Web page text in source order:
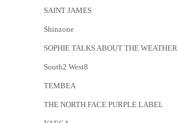
SAINT JAMES
Shinzone
SOPHIE TALKS ABOUT THE WEATHER
South2 West8
TEMBEA
THE NORTH FACE PURPLE LABEL